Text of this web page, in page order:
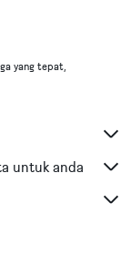
yang tepat,
untuk anda